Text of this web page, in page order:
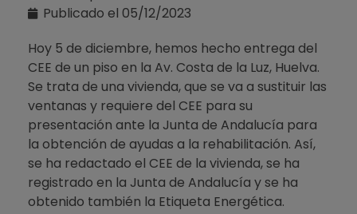
Publicado el 05/12/2023
Hoy 5 de diciembre, hemos hecho entrega del
CEE de un piso en la Av. Costa de la Luz, Huelva.
Se trata de una vivienda, que se va a sustituir las
ventanas y requiere del CEE para su
presentación ante la Junta de Andalucía para
la obtención de ayudas a la rehabilitación. Así,
se ha redactado el CEE de la vivienda, se ha
registrado en la Junta de Andalucía y se ha
obtenido también la Etiqueta Energética.